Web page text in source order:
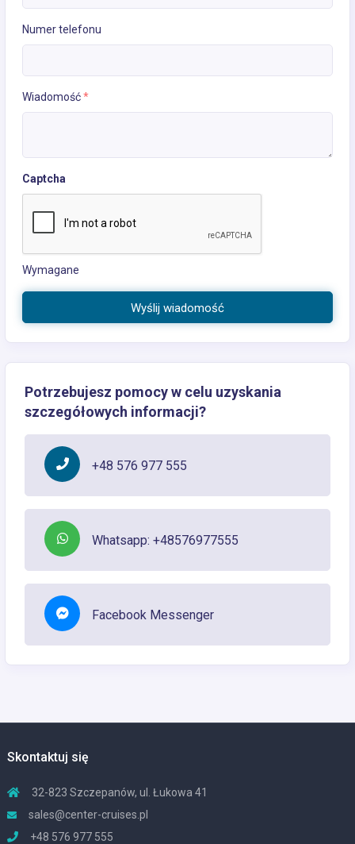
Numer telefonu
Wiadomość*
Captcha
Wymagane
Wyślij wiadomość
Potrzebujesz pomocy w celu uzyskania
szczegółowych informacji?
+48 576 977 555
Whatsapp: +48576977555
Facebook Messenger
Skontaktuj się
32-823 Szczepanów, ul. Łukowa 41
sales@center-cruises.pl
+48 576 977 555